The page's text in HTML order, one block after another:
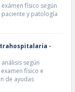
físico según
y patología
-
según
físico e
de ayudas